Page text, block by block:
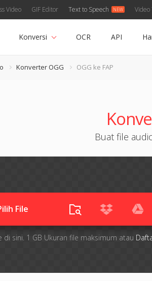
Video GIF Editor Text to Speech Video
Konversi OCR API
Konverter OGG OGG ke FAP
Buat file
File
di sini. 1 GB Ukuran file maksimum atau